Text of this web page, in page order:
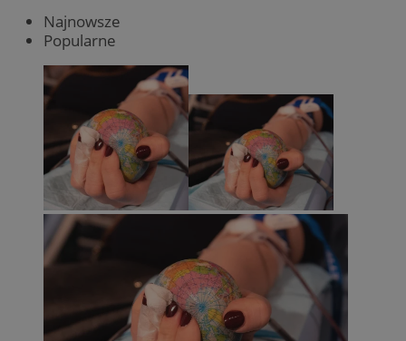
Najnowsze
Popularne